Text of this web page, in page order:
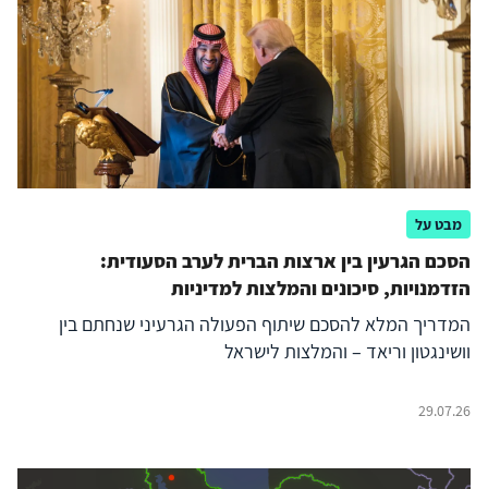
מבט על
הסכם הגרעין בין ארצות הברית לערב הסעודית:
הזדמנויות, סיכונים והמלצות למדיניות
המדריך המלא להסכם שיתוף הפעולה הגרעיני שנחתם בין
וושינגטון וריאד – והמלצות לישראל
29.07.26